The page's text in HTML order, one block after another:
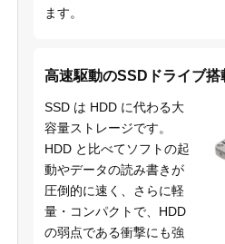
ます。
高速駆動のSSDドライブ搭
SSD は HDD に代わる大
容量ストレージです。
HDD と比べてソフトの起
動やデータの読み書きが
圧倒的に速く、さらに軽
量・コンパクトで、HDD
の弱点である衝撃にも強